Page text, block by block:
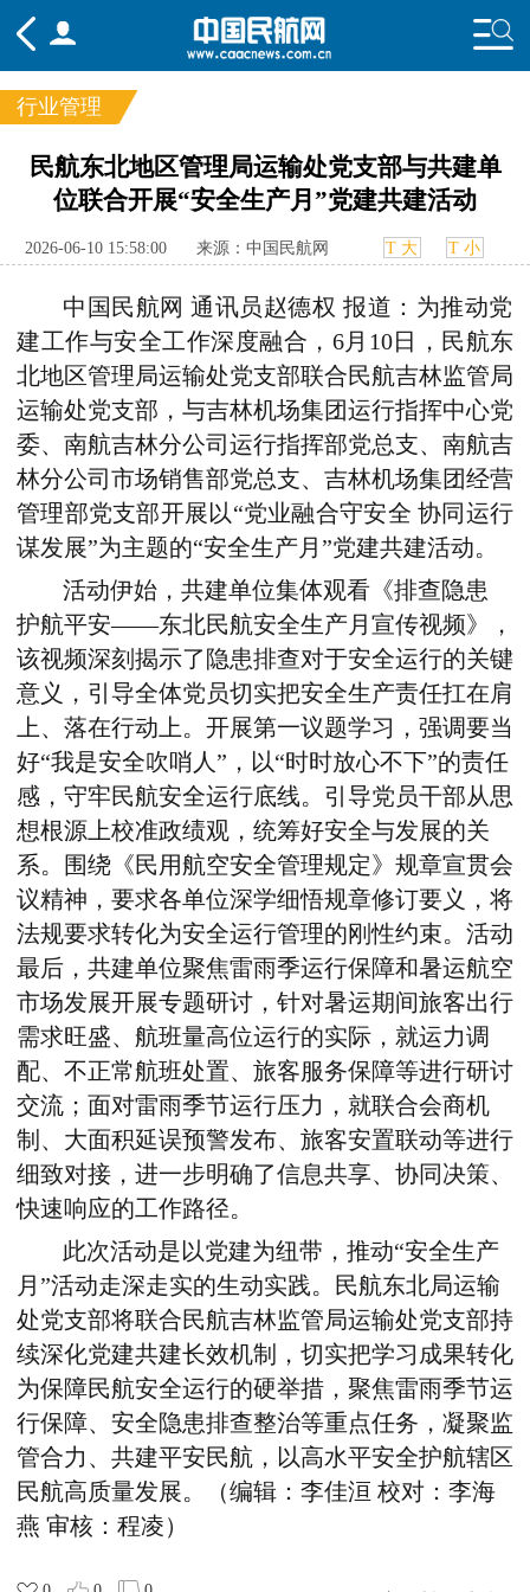
频道
头条 要闻 国内 国际
行业
航图 智库 专题 舆情
行业管理
民航东北地区管理局运输处党支部与共建单
位联合开展“安全生产月”党建共建活动
2026-06-10 15:58:00 来源：中国民航网 T 大 T 小
中国民航网 通讯员赵德权 报道：为推动党
建工作与安全工作深度融合，6月10日，民航东
北地区管理局运输处党支部联合民航吉林监管局
运输处党支部，与吉林机场集团运行指挥中心党
委、南航吉林分公司运行指挥部党总支、南航吉
林分公司市场销售部党总支、吉林机场集团经营
管理部党支部开展以“党业融合守安全 协同运行
谋发展”为主题的“安全生产月”党建共建活动。
活动伊始，共建单位集体观看《排查隐患
护航平安——东北民航安全生产月宣传视频》，
该视频深刻揭示了隐患排查对于安全运行的关键
意义，引导全体党员切实把安全生产责任扛在肩
上、落在行动上。开展第一议题学习，强调要当
好“我是安全吹哨人”，以“时时放心不下”的责任
感，守牢民航安全运行底线。引导党员干部从思
想根源上校准政绩观，统筹好安全与发展的关
系。围绕《民用航空安全管理规定》规章宣贯会
议精神，要求各单位深学细悟规章修订要义，将
法规要求转化为安全运行管理的刚性约束。活动
最后，共建单位聚焦雷雨季运行保障和暑运航空
市场发展开展专题研讨，针对暑运期间旅客出行
需求旺盛、航班量高位运行的实际，就运力调
配、不正常航班处置、旅客服务保障等进行研讨
交流；面对雷雨季节运行压力，就联合会商机
制、大面积延误预警发布、旅客安置联动等进行
细致对接，进一步明确了信息共享、协同决策、
快速响应的工作路径。
此次活动是以党建为纽带，推动“安全生产
月”活动走深走实的生动实践。民航东北局运输
处党支部将联合民航吉林监管局运输处党支部持
续深化党建共建长效机制，切实把学习成果转化
为保障民航安全运行的硬举措，聚焦雷雨季节运
行保障、安全隐患排查整治等重点任务，凝聚监
管合力、共建平安民航，以高水平安全护航辖区
民航高质量发展。（编辑：李佳洹 校对：李海
燕 审核：程凌）